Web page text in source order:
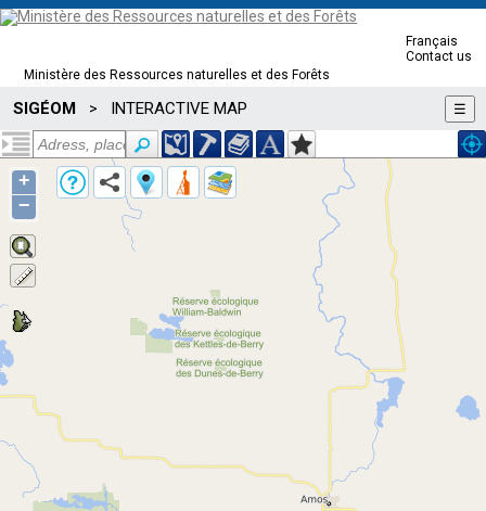
Ministère des Ressources naturelles et des Forêts
Français
Contact us
SIGÉOM > INTERACTIVE MAP ☰
+
−